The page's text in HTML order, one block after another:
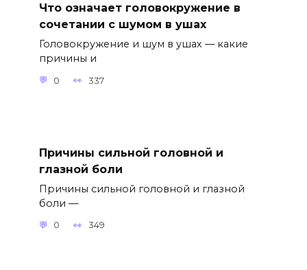
Что означает головокружение в
сочетании с шумом в ушах
Головокружение и шум в ушах — какие
причины и
0 337
Причины сильной головной и
глазной боли
Причины сильной головной и глазной
боли —
0 349